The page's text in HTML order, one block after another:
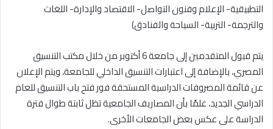
التطبيقية- الإعلام وفنون التواصل- الاقتصاد والإدارة- اللغات
والترجمة- التربية- السياحة والفنادق)
يتم قبول المتقدمين إلى جامعة 6 أكتوبر من خلال مكتب التنسيق
المصري، بالإضافة إلى اعتبارات التنسيق الداخلي للجامعة، ويتم الإعلان
عن قائمة المصروفات الدراسية المستحقة فور فتح باب التنسيق للعام
الدراسي الجديد، علمًا بأن المصاريف الجامعية تظل ثابتة طوال فترة
الدراسة على عكس بعض الجامعات الأخرى.